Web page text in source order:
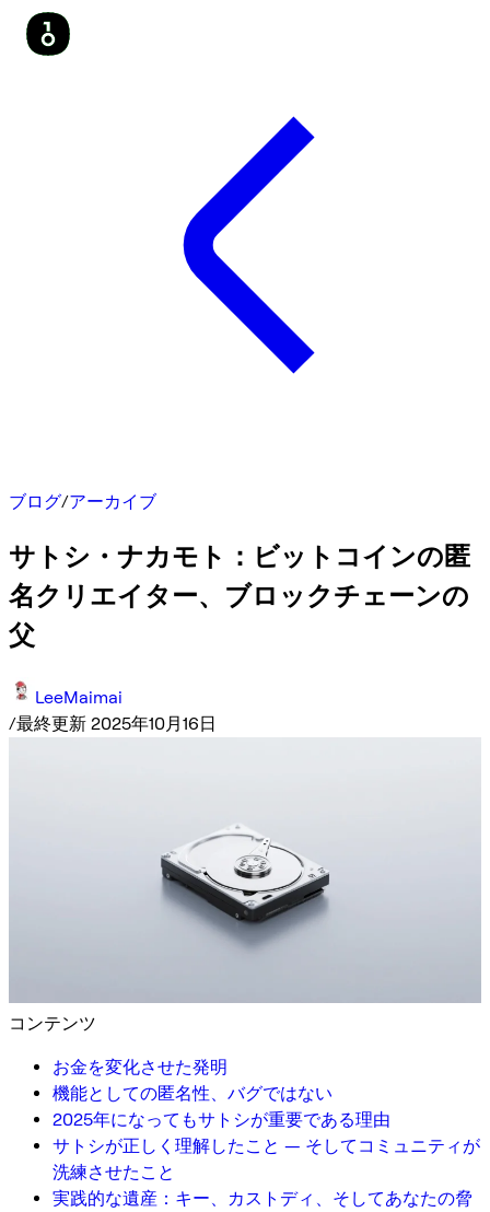
ブログ/アーカイブ
サトシ・ナカモト：ビットコインの匿
名クリエイター、ブロックチェーンの
父
LeeMaimai
/最終更新 2025年10月16日
コンテンツ
お金を変化させた発明
機能としての匿名性、バグではない
2025年になってもサトシが重要である理由
サトシが正しく理解したこと — そしてコミュニティが
洗練させたこと
実践的な遺産：キー、カストディ、そしてあなたの脅